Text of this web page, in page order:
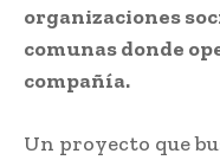
organizaciones
comunas donde
compañía.
Un proyecto que